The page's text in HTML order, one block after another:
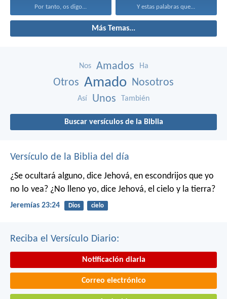
Por tanto, os digo... Y estas palabras que...
Más Temas...
Nos Amados Ha
Otros Amado Nosotros
Así Unos También
Buscar versículos de la Biblia
Versículo de la Biblia del día
¿Se ocultará alguno, dice Jehová, en escondrijos que yo
no lo vea? ¿No lleno yo, dice Jehová, el cielo y la tierra?
Jeremías 23:24 Dios cielo
Reciba el Versículo Diario:
Notificación diaria
Correo electrónico